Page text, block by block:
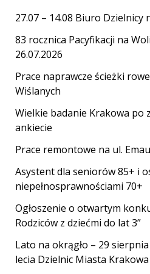
27.07 – 14.08 Biuro Dzielnicy
83 rocznica Pacyfikacji na
26.07.2026
Prace naprawcze ścieżki
Wiślanych
Wielkie badanie Krakowa po
ankiecie
Prace remontowe na ul.
Asystent dla seniorów 85+ i
niepełnosprawnościami 70+
Ogłoszenie o otwartym
Rodziców z dziećmi do lat 3”
Lato na okrągło – 29
lecia Dzielnic Miasta Krakowa